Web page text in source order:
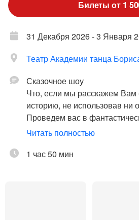
Билеты от 1
31 Декабря 2026 - 3 Января
Театр Академии танца
Сказочное шоу
Что, если мы расскажем Вам
историю, не использовав ни
Проведем вас в
Вам не захочется покидать?
Покажем Вам нечто такое,
Читать полностью
1 час 50 мин